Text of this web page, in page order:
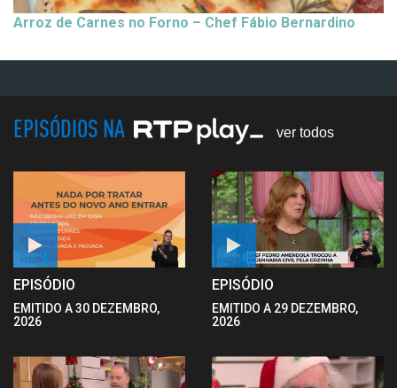
Arroz de Carnes no Forno – Chef Fábio Bernardino
EPISÓDIOS NA ver todos
EPISÓDIO
EMITIDO A 30 DEZEMBRO,
2026
EPISÓDIO
EMITIDO A 29 DEZEMBRO,
2026